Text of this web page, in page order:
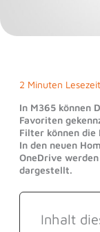
2 Minuten Lesezeit
In M365 können
Favoriten
Filter können
In den neuen
OneDrive
dargestellt.
Inhalt